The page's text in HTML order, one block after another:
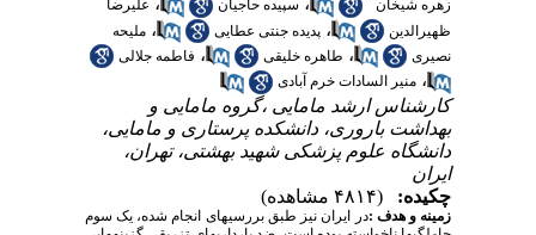
زهره شیخان
سپیده حاجیان
علیرضا
ظهیرالدین
، پدیده جنتی عطایی ، ملیحه
نصیری
، طاهره خلیقی ، فاطمه جلالی
، منیر السادات خرم آبادی
کارشناس ارشد مامایی ،گروه مامایی و
بهداشت باروری، دانشکده پرستاری و مامایی،
دانشگاه علوم پزشکی شهید بهشتی، تهران،
ایران
چکیده:
(۴۸۱۴ مشاهده)
زمینه و هدف :در ایران نیز طبق بررسی­های انجام شده، یک سوم